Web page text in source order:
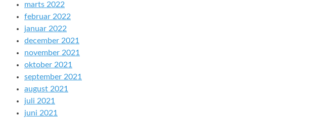
marts 2022
februar 2022
januar 2022
december 2021
november 2021
oktober 2021
september 2021
august 2021
juli 2021
juni 2021